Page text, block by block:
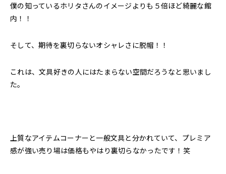
僕の知っているホリタさんのイメージよりも５倍ほど綺麗な館
内！！
そして、期待を裏切らないオシャレさに脱帽！！
これは、文具好きの人にはたまらない空間だろうなと思いまし
た。
上質なアイテムコーナーと一般文具と分かれていて、プレミア
感が強い売り場は価格もやはり裏切らなかったです！笑